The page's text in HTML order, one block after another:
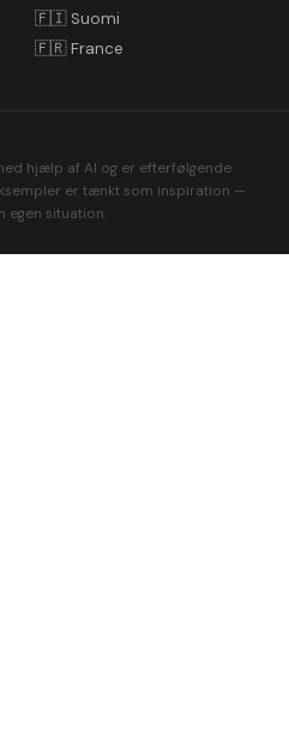
🇫🇮 Suomi
🇫🇷 France
hjælp af AI og er efterfølgende
er tænkt som inspiration —
egen situation.